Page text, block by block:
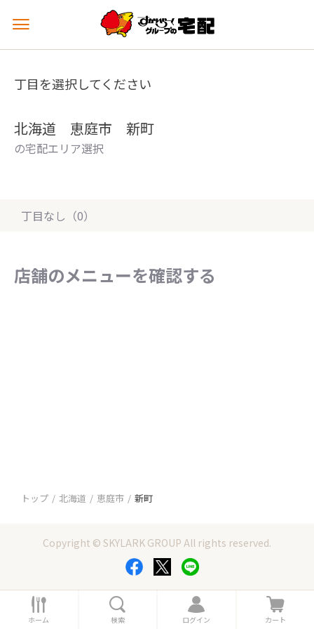
メ
ュ
を
丁目を選択してください
北海道 恵庭市 新町
の宅配エリア選択
丁目なし（0）
店舗のメニューを確認する
トップ 北海道 恵庭市 新町
Copyright © SKYLARK GROUP All rights reserved.
ホ
ー
ホーム 索
検索
ロ
グ
ログイン
カ
ー
カート